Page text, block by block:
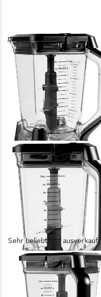
Sehr beliebt Fast ausverkauft
NINJA
Standmixer mit Auto-iQ
BN750EU
1200 W
Leistung